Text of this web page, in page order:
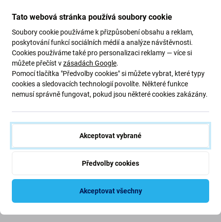
FixPremium - USB-C -
FixPremium - Redukce
329 Kč
Tato webová stránka používá soubory cookie
Soubory cookie používáme k přizpůsobení obsahu a reklam,
poskytování funkcí sociálních médií a analýze návštěvnosti.
Cookies používáme také pro personalizaci reklamy — více si
můžete přečíst vzásadách Google.
Pomocí tlačítka "Předvolby cookies" si můžete vybrat, které typy
cookies a sledovacích technologií povolíte. Některé funkce
nemusí správně fungovat, pokud jsou některé cookies zakázány.
Akceptovat vybrané
Předvolby cookies
Akceptovat všechny